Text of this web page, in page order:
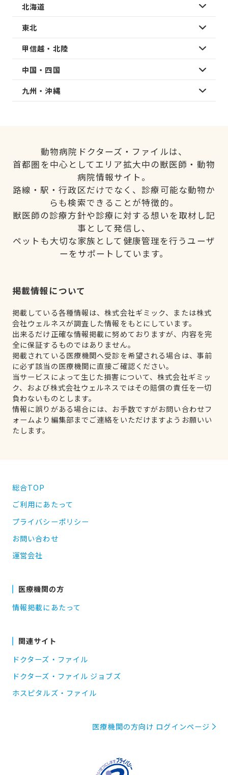
北海道
東北
甲信越・北陸
中国・四国
九州・沖縄
動物病院ドクターズ・ファイルは、
首都圏を中心としてエリア拡大中の獣医師・動物
病院情報サイト。
路線・駅・行政区だけでなく、診療可能な動物か
らも検索できることが特徴的。
獣医師の診療方針や診療に対する想いを取材し記
事として発信し、
ペットも大切な家族として健康管理を行うユーザ
ーをサポートしています。
掲載情報について
掲載している各種情報は、株式会社ギミック、または株式
会社ウェルネスが調査した情報をもとにしています。
出来るだけ正確な情報掲載に努めておりますが、内容を完
全に保証するものではありません。
掲載されている医療機関へ受診を希望される場合は、事前
に必ず該当の医療機関に直接ご確認ください。
当サービスによって生じた損害について、株式会社ギミッ
ク、および株式会社ウェルネスではその賠償の責任を一切
負わないものとします。
情報に誤りがある場合には、お手数ですがお問い合わせフ
ォームより編集部までご連絡をいただけますようお願いい
たします。
総合TOP
ご利用にあたって
プライバシーポリシー
お問い合わせ
運営会社
医療機関の方
情報掲載にあたって
関連サイト
ドクターズ・ファイル
ドクターズ・ファイル ジョブズ
ホスピタルズ・ファイル
医療機関の方向け ログインページ